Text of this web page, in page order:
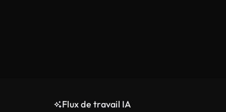
Flux de travail IA